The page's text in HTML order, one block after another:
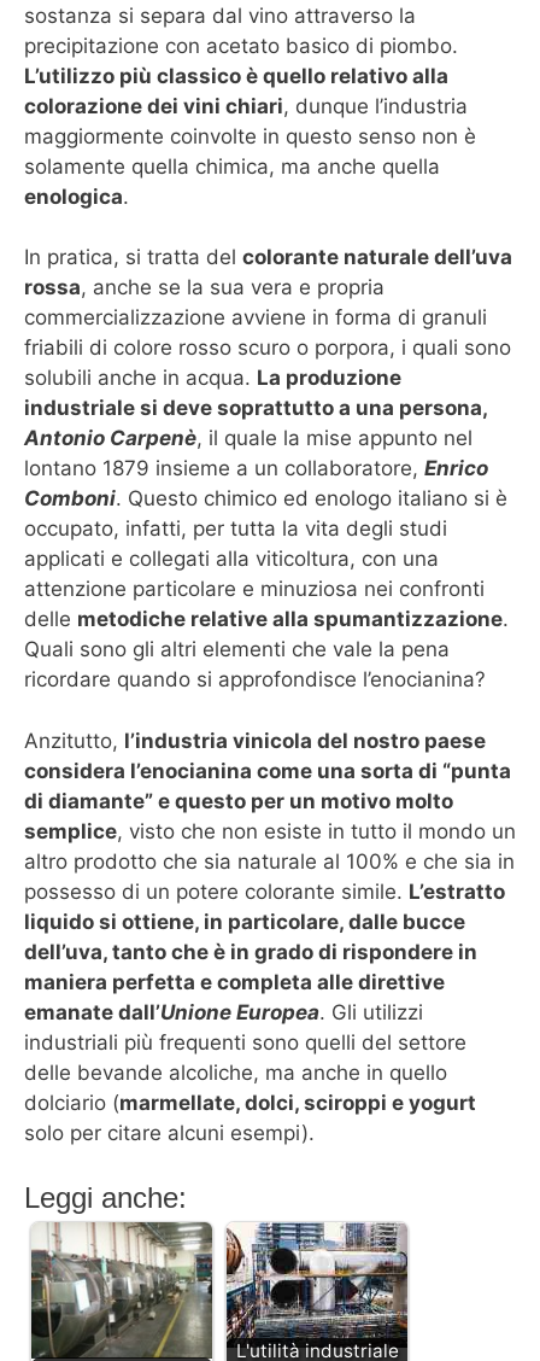
sostanza si separa dal vino attraverso la
precipitazione con acetato basico di piombo.
L’utilizzo più classico è quello relativo alla
colorazione dei vini chiari, dunque l’industria
maggiormente coinvolte in questo senso non è
solamente quella chimica, ma anche quella
enologica.
In pratica, si tratta del colorante naturale dell’uva
rossa, anche se la sua vera e propria
commercializzazione avviene in forma di granuli
friabili di colore rosso scuro o porpora, i quali sono
solubili anche in acqua. La produzione
industriale si deve soprattutto a una persona,
Antonio Carpenè, il quale la mise appunto nel
lontano 1879 insieme a un collaboratore, Enrico
Comboni. Questo chimico ed enologo italiano si è
occupato, infatti, per tutta la vita degli studi
applicati e collegati alla viticoltura, con una
attenzione particolare e minuziosa nei confronti
delle metodiche relative alla spumantizzazione.
Quali sono gli altri elementi che vale la pena
ricordare quando si approfondisce l’enocianina?
Anzitutto, l’industria vinicola del nostro paese
considera l’enocianina come una sorta di “punta
di diamante” e questo per un motivo molto
semplice, visto che non esiste in tutto il mondo un
altro prodotto che sia naturale al 100% e che sia in
possesso di un potere colorante simile. L’estratto
liquido si ottiene, in particolare, dalle bucce
dell’uva, tanto che è in grado di rispondere in
maniera perfetta e completa alle direttive
emanate dall’Unione Europea. Gli utilizzi
industriali più frequenti sono quelli del settore
delle bevande alcoliche, ma anche in quello
dolciario (marmellate, dolci, sciroppi e yogurt
solo per citare alcuni esempi).
Leggi anche:
L'utilità industriale